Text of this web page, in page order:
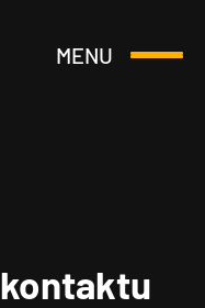
MENU
Otwórz